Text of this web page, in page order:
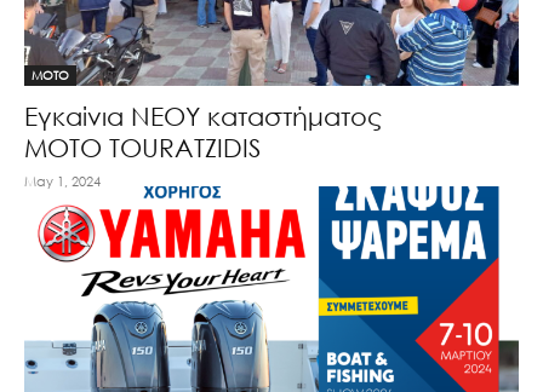
MOTO
Εγκαίνια ΝΕΟΥ καταστήματος
ΜΟΤΟ TOURATZIDIS
May 1, 2024